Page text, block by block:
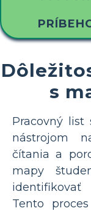
s
Pracovný list
nástrojom
čítania a
mapy
Tento